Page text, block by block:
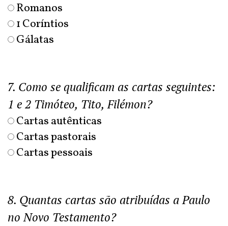
Romanos
1 Coríntios
Gálatas
7. Como se qualificam as cartas seguintes:
1 e 2 Timóteo, Tito, Filémon?
Cartas autênticas
Cartas pastorais
Cartas pessoais
8. Quantas cartas são atribuídas a Paulo
no Novo Testamento?